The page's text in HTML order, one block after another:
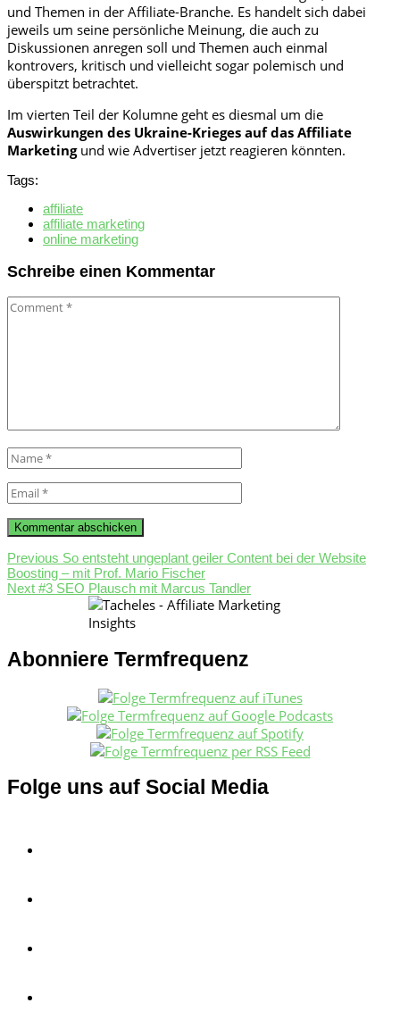
und Themen in der Affiliate-Branche. Es handelt sich dabei
jeweils um seine persönliche Meinung, die auch zu
Diskussionen anregen soll und Themen auch einmal
kontrovers, kritisch und vielleicht sogar polemisch und
überspitzt betrachtet.
Im vierten Teil der Kolumne geht es diesmal um die
Auswirkungen des Ukraine-Krieges auf das Affiliate
Marketingund wie Advertiser jetzt reagieren könnten.
Tags:
affiliate
affiliate marketing
online marketing
Schreibe einen Kommentar
Comment
Name
*
Email
*
Beitragsnavigation
Previous Previous
post:
So entsteht ungeplant geiler Content bei der Website
Boosting – mit Prof. Mario Fischer
Next Next
#3 SEO Plausch mit Marcus Tandler
Abonniere Termfrequenz
Folge uns auf Social Media